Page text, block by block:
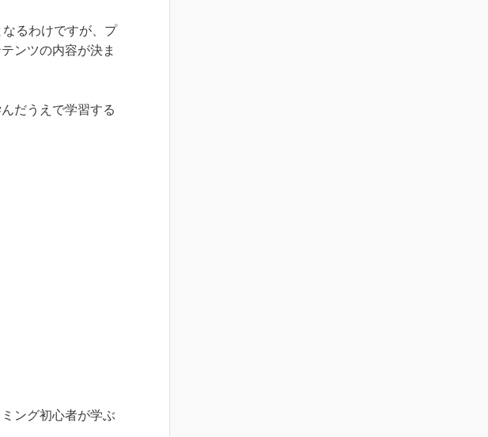
るわけですが、プ
ンツの内容が決ま
だうえで学習する
ング初心者が学ぶ